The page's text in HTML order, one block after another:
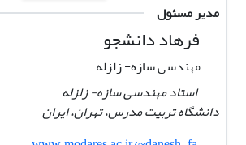
مدیر مسئول
فرهاد دانشجو
مهندسی سازه- زلزله
استاد مهندسی سازه- زلزله
دانشگاه تربیت مدرس، تهران، ایران